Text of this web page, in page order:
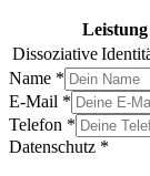
Leistung
Dissoziative
Name *
E-Mail *
Telefon *
Datenschutz *